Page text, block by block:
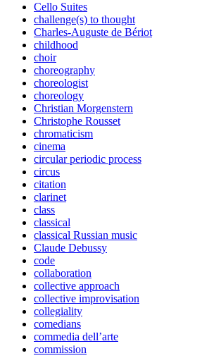
Cello Suites
challenge(s) to thought
Charles-Auguste de Bériot
childhood
choir
choreography
choreologist
choreology
Christian Morgenstern
Christophe Rousset
chromaticism
cinema
circular periodic process
circus
citation
clarinet
class
classical
classical Russian music
Claude Debussy
code
collaboration
collective approach
collective improvisation
collegiality
comedians
commedia dell’arte
commission